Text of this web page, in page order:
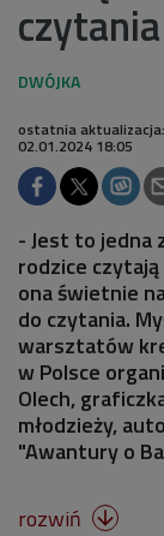
czytania
ostatnia aktualizacja:
02.01.2024 18:05
- Jest to jedna
rodzice
ona świetnie
do czytania.
warsztatów
w Polsce
Olech,
młodzieży,
"Awantury o
rozwiń 